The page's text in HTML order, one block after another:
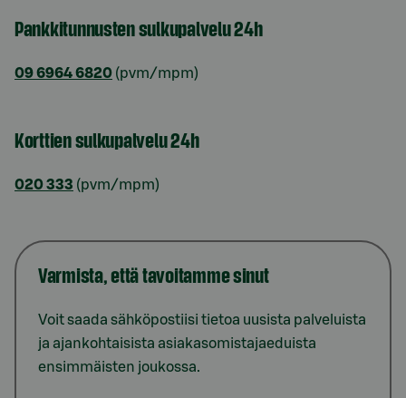
Pankkitunnusten sulkupalvelu 24h
09 6964 6820 (pvm/mpm)
Korttien sulkupalvelu 24h
020 333 (pvm/mpm)
Varmista, että tavoitamme sinut
Voit saada sähköpostiisi tietoa uusista palveluista
ja ajankohtaisista asiakasomistajaeduista
ensimmäisten joukossa.